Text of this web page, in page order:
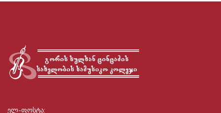
ელ-ფოსტა: